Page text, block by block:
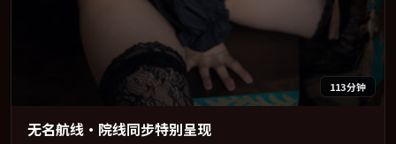
113分钟
无名航线·院线同步特别呈现